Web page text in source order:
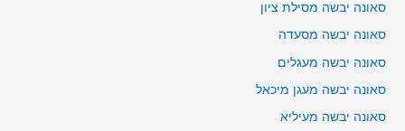
סאונה יבשה מסילת ציון
סאונה יבשה מסעדה
סאונה יבשה מעגלים
סאונה יבשה מעגן מיכאל
סאונה יבשה מעיליא